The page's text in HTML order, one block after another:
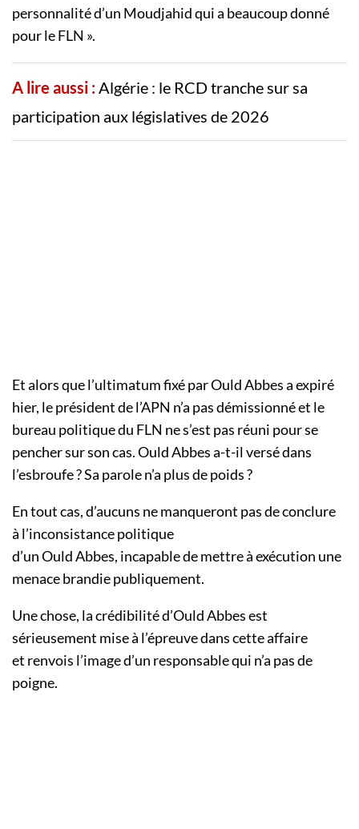
personnalité d’un Moudjahidqui a beaucoup donné
pour le FLN ».
A lire aussi : Algérie : le RCD tranche sur sa
participation aux législatives de 2026
Et alors que l’ultimatum fixé parOuldAbbes a expiré
hier, le président de l’APN n’a pas démissionné et le
bureau politique du FLN ne s’est pas réuni pour se
pencher sur son cas.OuldAbbes a-t-il versé dans
l’esbroufe ?Sa parole n’a plus de poids ?
En tout cas, d’aucuns ne manqueront pas deconclure
à l’inconsistance politique
d’unOuldAbbes, incapable de mettre à exécution une
menace brandie publiquement.
Une chose, la crédibilité d’OuldAbbes est
sérieusement miseà l’épreuve dans cette affaire
et renvois l’image d’un responsable qui n’a pas de
poigne.